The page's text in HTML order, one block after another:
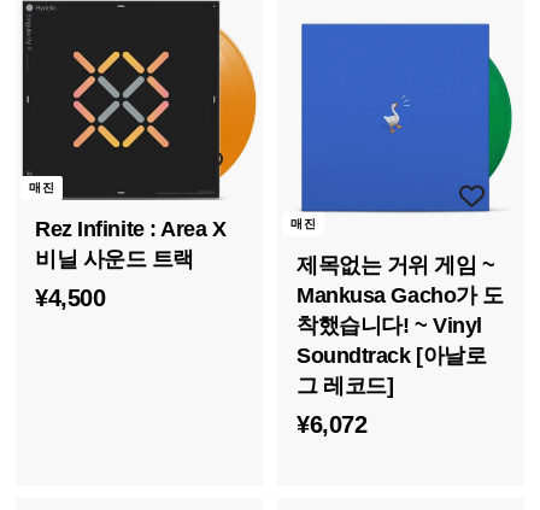
0
0
3
매진
Rez Infinite : Area X
비닐 사운드 트랙
¥4,500¥
매진
제목없는 거위 게임 ~
Mankusa Gacho가 도
착했습니다! ~ Vinyl
Soundtrack [아날로
그 레코드]
¥6,072¥